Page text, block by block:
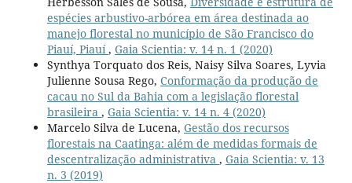
espécies arbustivo-arbórea em área destinada ao
manejo florestal no município de São Francisco do
Piauí, Piauí , Gaia Scientia: v. 14 n. 1 (2020)
Synthya Torquato dos Reis, Naisy Silva Soares, Lyvia
Julienne Sousa Rego, Conformação da produção de
cacau no Sul da Bahia com a legislação florestal
brasileira , Gaia Scientia: v. 14 n. 4 (2020)
Marcelo Silva de Lucena, Gestão dos recursos
florestais na Caatinga: além de medidas formais de
descentralização administrativa , Gaia Scientia: v. 13
n. 3 (2019)